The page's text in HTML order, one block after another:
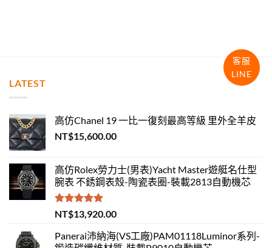
LATEST
高仿Chanel 19 一比一復刻最高等級 里外全羊皮
NT$15,600.00
高仿Rolex勞力士(男表)Yacht Master遊艇名仕型
腕表 不銹鋼表殼-陶瓷表圈-裝載2813自動機芯
評分5.00
滿分 5
NT$13,920.00
Panerai沛納海(VS工廠)PAM01118Luminor系列-
客服
LINE